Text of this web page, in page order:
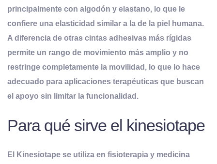
principalmente con algodón y elastano, lo que le
confiere una elasticidad similar a la de la piel humana.
A diferencia de otras cintas adhesivas más rígidas
permite un rango de movimiento más amplio y no
restringe completamente la movilidad, lo que lo hace
adecuado para aplicaciones terapéuticas que buscan
el apoyo sin limitar la funcionalidad.
Para qué sirve el kinesiotape
El Kinesiotape se utiliza en fisioterapia y medicina